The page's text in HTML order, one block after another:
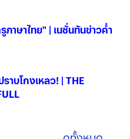
าษาไทย" | เนชั่นทันข่าวค่ำ
าบโกงเหลว! | THE